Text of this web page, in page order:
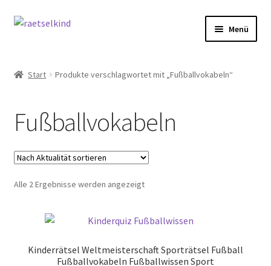
Zur
Zum
Menü
Cookie-Richtlinie (EU)
Datenschutzbelehrung
Echtheit von Bewertungen
Impressum
Start Produkte verschlagwortet mit „Fußballvokabeln“
Fußballvokabeln
Alle 2 Ergebnisse werden angezeigtNach
Kinderrätsel Weltmeisterschaft Sporträtsel Fußball
Fußballvokabeln Fußballwissen Sport